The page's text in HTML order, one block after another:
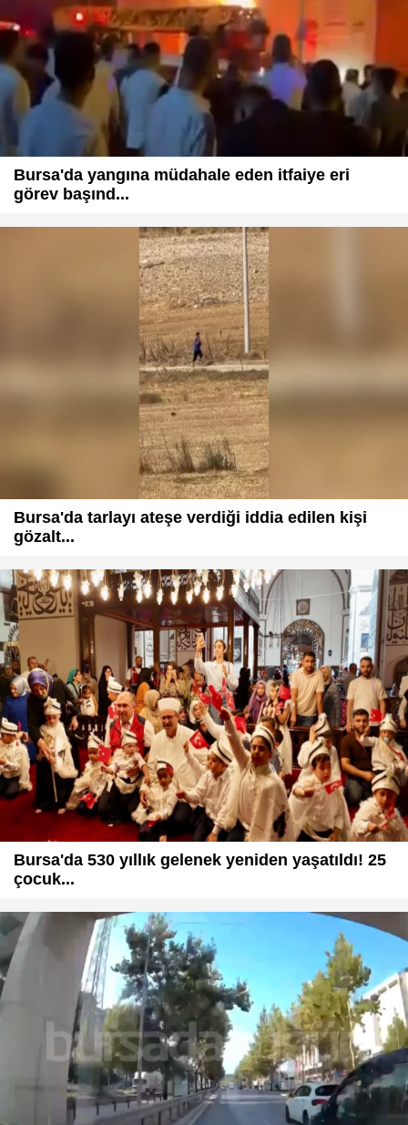
Bursa'da yangına müdahale eden itfaiye eri
görev başınd...
Bursa'da tarlayı ateşe verdiği iddia edilen kişi
gözalt...
Bursa'da 530 yıllık gelenek yeniden yaşatıldı! 25
çocuk...